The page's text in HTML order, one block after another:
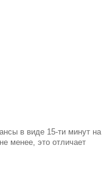
в виде 15-ти минут на
менее, это отличает